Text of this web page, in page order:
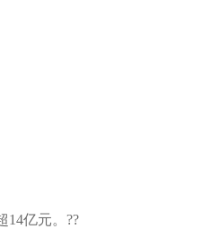
14亿元。??